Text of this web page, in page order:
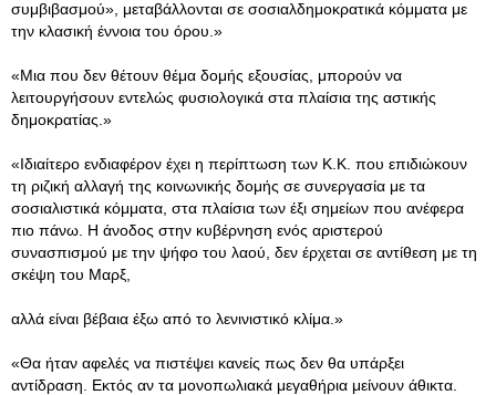
συμβιβασμού», μεταβάλλονται σε σοσιαλδημοκρατικά κόμματα με
την κλασική έννοια του όρου.»
«Μια που δεν θέτουν θέμα δομής εξουσίας, μπορούν να
λειτουργήσουν εντελώς φυσιολογικά στα πλαίσια της αστικής
δημοκρατίας.»
«Ιδιαίτερο ενδιαφέρον έχει η περίπτωση των Κ.Κ. που επιδιώκουν
τη ριζική αλλαγή της κοινωνικής δομής σε συνεργασία με τα
σοσιαλιστικά κόμματα, στα πλαίσια των έξι σημείων που ανέφερα
πιο πάνω. Η άνοδος στην κυβέρνηση ενός αριστερού
συνασπισμού με την ψήφο του λαού, δεν έρχεται σε αντίθεση με τη
σκέψη του Μαρξ,
αλλά είναι βέβαια έξω από το λενινιστικό κλίμα.»
«Θα ήταν αφελές να πιστέψει κανείς πως δεν θα υπάρξει
αντίδραση. Εκτός αν τα μονοπωλιακά μεγαθήρια μείνουν άθικτα.